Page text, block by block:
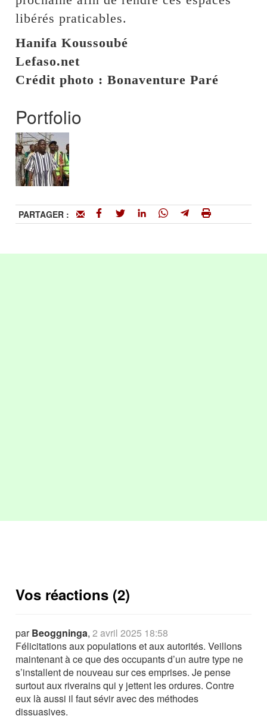
libérés praticables.
Hanifa Koussoubé
Lefaso.net
Crédit photo : Bonaventure Paré
Portfolio
PARTAGER :
Vos réactions (2)
parBeoggninga,2 avril 2025 18:58
Félicitations aux populations et aux autorités. Veillons
maintenant à ce que des occupants d’un autre type ne
s’installent de nouveau sur ces emprises. Je pense
surtout aux riverains qui y jettent les ordures. Contre
eux là aussi il faut sévir avec des méthodes
dissuasives.